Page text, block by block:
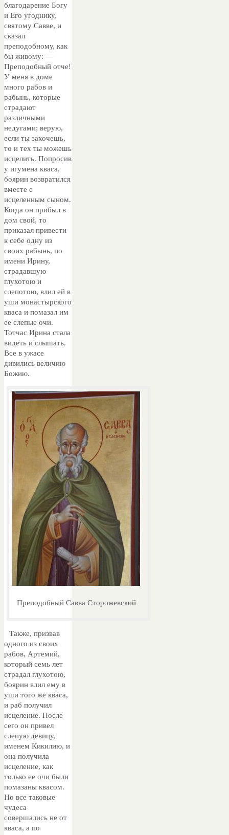
благодарение Богу
и Его угоднику,
святому Савве, и
сказал
преподобному, как
бы живому: —
Преподобный отче!
У меня в доме
много рабов и
рабынь, которые
страдают
различными
недугами; верую,
если ты захочешь,
то и тех ты можешь
исцелить. Попросив
у игумена кваса,
боярин возвратился
вместе с
исцеленным сыном.
Когда он прибыл в
дом свой, то
приказал привести
к себе одну из
своих рабынь, по
имени Ирину,
страдавшую
глухотою и
слепотою, влил ей в
уши монастырского
кваса и помазал им
ее слепые очи.
Тотчас Ирина стала
видеть и слышать.
Все в ужасе
дивились величию
Божию.
Преподобный Савва Сторожевский
Также, призвав
одного из своих
рабов, Артемий,
который семь лет
страдал глухотою,
боярин влил ему в
уши того же кваса,
и раб получил
исцеление. После
сего он привел
слепую девицу,
именем Кикилию, и
она получила
исцеление, как
только ее очи были
помазаны квасом.
Но все таковые
чудеса
совершались не от
кваса, а по